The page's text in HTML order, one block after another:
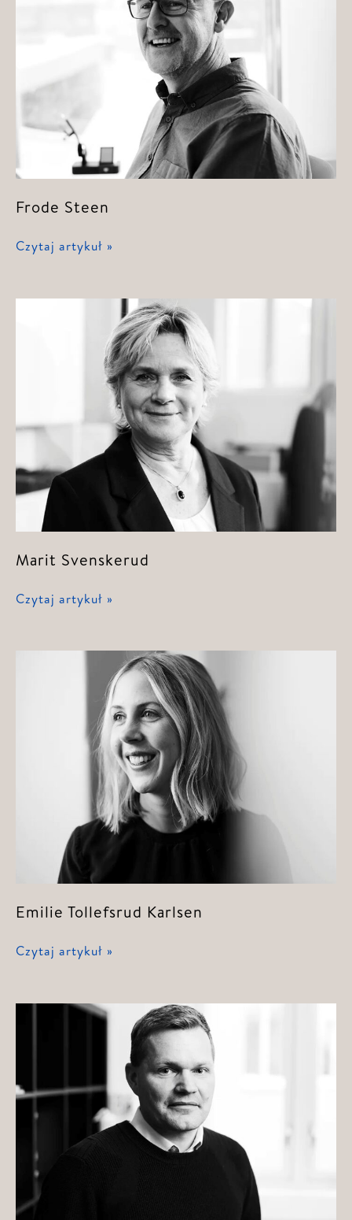
Frode Steen
Frode
Czytaj artykuł »
Marit Svenskerud
Marit
Czytaj artykuł »
Emilie Tollefsrud Karlsen
Emilie
Czytaj artykuł »